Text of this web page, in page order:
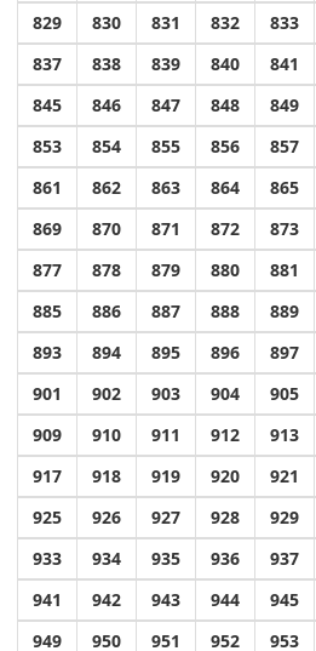
829
830 831 832 833
837
838 839 840 841
845
846 847 848 849
853
854 855 856 857
861
862 863 864 865
869
870 871 872 873
877
878 879 880 881
885
886 887 888 889
893
894 895 896 897
901
902 903 904 905
909
910 911 912 913
917
918 919 920 921
925
926 927 928 929
933
934 935 936 937
941
942 943 944 945
949
950 951 952 953